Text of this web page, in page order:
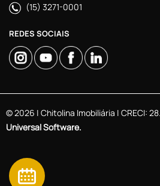
(15) 3271-0001
REDES SOCIAIS
© 2026 | Chitolina Imobiliária | CRECI:
Universal Software.